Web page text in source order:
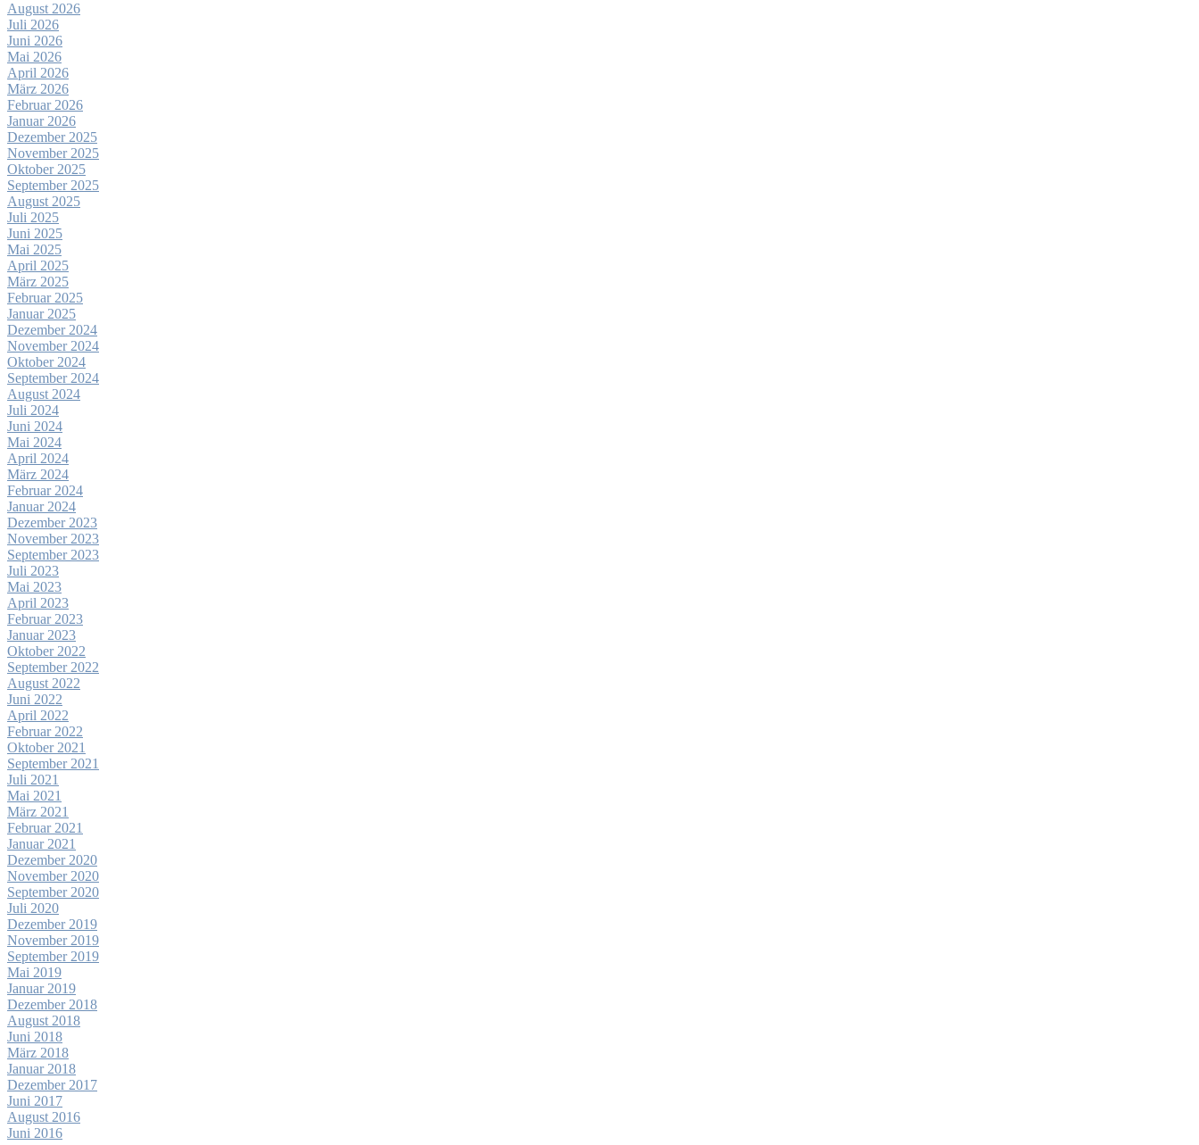
August 2026
Juli 2026
Juni 2026
Mai 2026
April 2026
März 2026
Februar 2026
Januar 2026
Dezember 2025
November 2025
Oktober 2025
September 2025
August 2025
Juli 2025
Juni 2025
Mai 2025
April 2025
März 2025
Februar 2025
Januar 2025
Dezember 2024
November 2024
Oktober 2024
September 2024
August 2024
Juli 2024
Juni 2024
Mai 2024
April 2024
März 2024
Februar 2024
Januar 2024
Dezember 2023
November 2023
September 2023
Juli 2023
Mai 2023
April 2023
Februar 2023
Januar 2023
Oktober 2022
September 2022
August 2022
Juni 2022
April 2022
Februar 2022
Oktober 2021
September 2021
Juli 2021
Mai 2021
März 2021
Februar 2021
Januar 2021
Dezember 2020
November 2020
September 2020
Juli 2020
Dezember 2019
November 2019
September 2019
Mai 2019
Januar 2019
Dezember 2018
August 2018
Juni 2018
März 2018
Januar 2018
Dezember 2017
Juni 2017
August 2016
Juni 2016